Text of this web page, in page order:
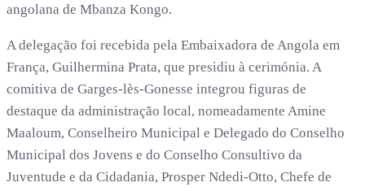
angolana de Mbanza Kongo.
A delegação foi recebida pela Embaixadora de Angola em
França, Guilhermina Prata, que presidiu à cerimónia. A
comitiva de Garges-lès-Gonesse integrou figuras de
destaque da administração local, nomeadamente Amine
Maaloum, Conselheiro Municipal e Delegado do Conselho
Municipal dos Jovens e do Conselho Consultivo da
Juventude e da Cidadania, Prosper Ndedi-Otto, Chefe de